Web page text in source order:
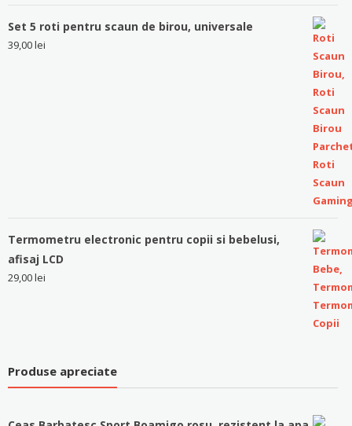
Set 5 roti pentru scaun de birou, universale
39,00lei
Termometru electronic pentru copii si bebelusi,
afisaj LCD
29,00lei
Produse apreciate